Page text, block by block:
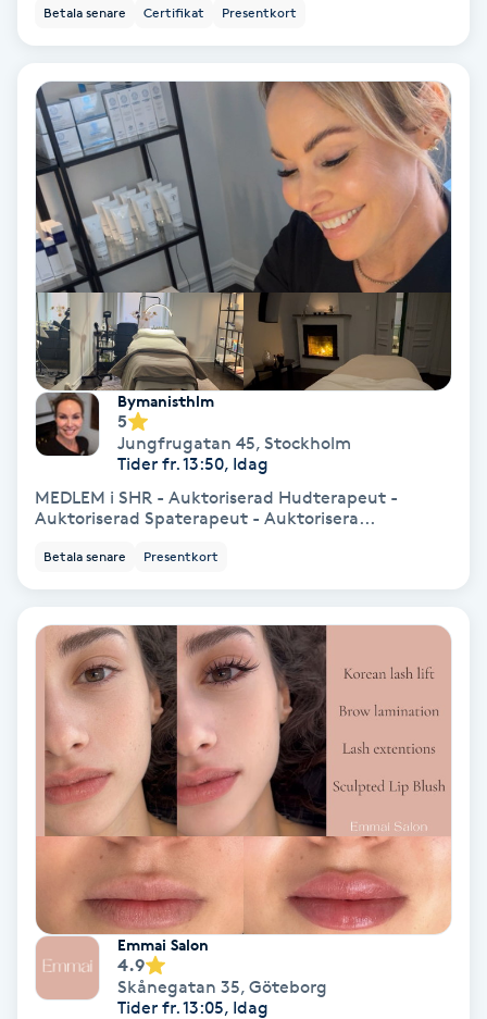
MicroPen
Microshading
Mixfransar
Nagelförlängning
Nagelförlängning akryl
Nagelförlängning gelé
Nagelförlängning glasfiber
Nagelförlängning silke
Nagelförstärkning
Nagelklippning
Nagelsvamp
Nageltrång
Nagelvård
Naglar borttagning
Naglar reparation
Naprapati
Betala senare Certifikat Presentkort
Bymanisthlm
5
Jungfrugatan 45, Stockholm
Tider fr. 13:50, Idag
MEDLEM i SHR - Auktoriserad Hudterapeut -
Auktoriserad Spaterapeut - Auktorisera...
Betala senare Presentkort
Emmai Salon
4.9
Skånegatan 35, Göteborg
Tider fr. 13:05, Idag